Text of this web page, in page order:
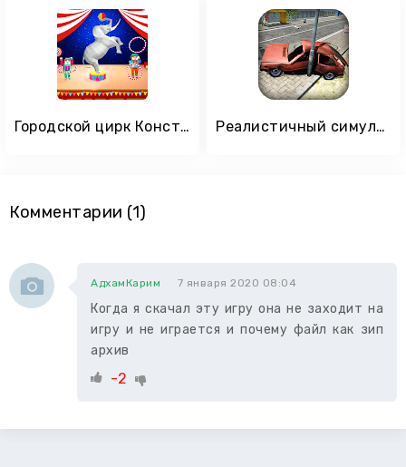
Городской цирк Конструкция: строительный симулятор Реалистичный симулятор аварии автомобиля: двигат
Комментарии (1)
АдхамКарим 7 января 2020 08:04
Когда я скачал эту игру она не заходит на
игру и не играется и почему файл как зип
архив
-2